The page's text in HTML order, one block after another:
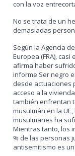
con la voz
No se trata de un
demasiadas
Según la Agencia
Europea (FRA),
afirma haber
informe Ser negro
desde actuaciones
acceso a la
también enfrentan
musulmán en la
musulmanes ha
Mientras tanto, los
% de las personas
antisemitismo es